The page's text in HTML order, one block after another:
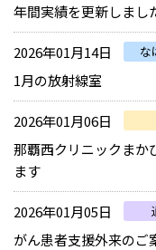
年間実績を更新しまし
2026年01月14日 な
1月の放射線室
2026年01月06日
那覇西クリニックまか
ます
2026年01月05日
がん患者支援外来のご